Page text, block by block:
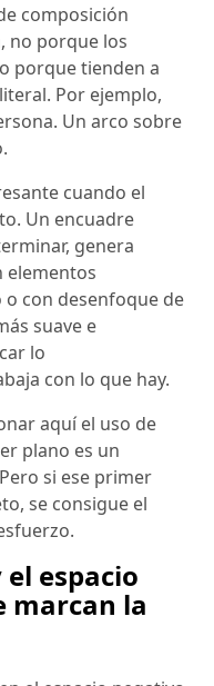
composición
no porque los
porque tienden a
Por ejemplo,
Un arco sobre
cuando el
Un encuadre
genera
elementos
con desenfoque de
suave e
lo
con lo que hay.
aquí el uso de
plano es un
si ese primer
se consigue el
espacio
marcan la